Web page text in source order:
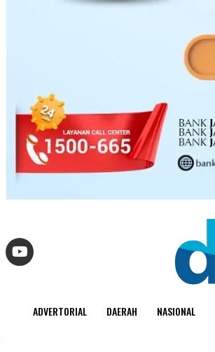
ADVERTORIAL DAERAH NASIONAL